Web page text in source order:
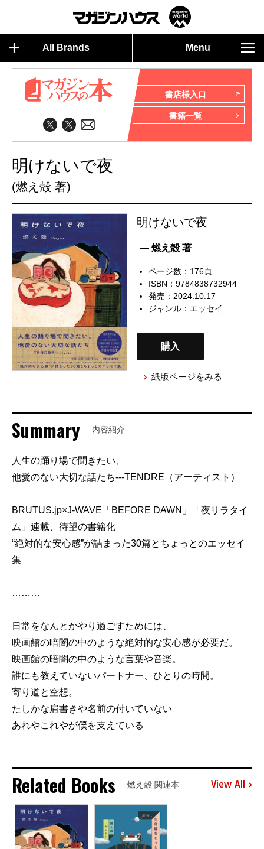
All Brands Menu
書店様入口
書籍一覧
明けないで夜
(燃え殻 著)
明けないで夜
— 燃え殻 著
ページ数：176頁
ISBN：9784838732944
発売：2024.10.17
ジャンル： エッセイ
購入
紙版ページをみる
Summary 内容紹介
人生の踊り場で聞きたい、
他愛のない大切な話たち---TENDRE（アーティスト）
BRUTUS.jp×J-WAVE「BEFORE DAWN」「夜リラタイ
ム」連載、待望の書籍化
“絶対的な安心感”が詰まった30篇とちょっとのエッセイ
集
………
日常をなんとかやり過ごすためには、
映画館の暗闇の中のような絶対的な安心感が必要だ。
映画館の暗闇の中のような言葉や音楽。
誰にも教えていないパートナー、ひとりの時間。
寄り道と空想。
たしかな肩書きや名前の付いていない
あれやこれやが僕を支えている
Related Books 燃え殻 関連本 View All